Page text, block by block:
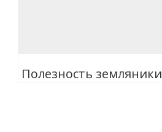
Полезность земляники